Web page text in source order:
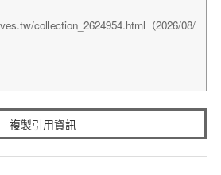
複製引用資訊